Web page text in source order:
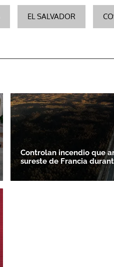
EL SALVADOR
Controlan incendio que
sureste de Francia